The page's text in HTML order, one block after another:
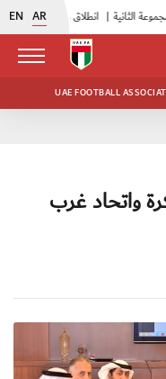
EN AR انطلاق منافسات بطولة النخبة لحرس الرئاسة |
UAE FOOTBALL
واتحاد غرب